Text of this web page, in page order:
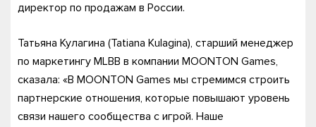
директор по продажам в России.
Татьяна Кулагина (Tatiana Kulagina), старший менеджер
по маркетингу MLBB в компании MOONTON Games,
сказала: «В MOONTON Games мы стремимся строить
партнерские отношения, которые повышают уровень
связи нашего сообщества с игрой. Наше